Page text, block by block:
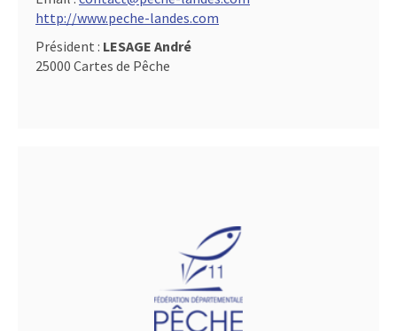
http://www.peche-landes.com
Président : LESAGE André
25000 Cartes de Pêche